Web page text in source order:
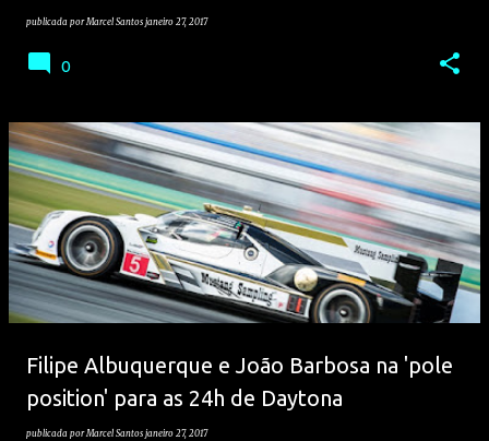
publicada porMarcel Santos janeiro 27, 2017
0
Filipe Albuquerque e João Barbosa na 'pole
position' para as 24h de Daytona
publicada porMarcel Santos janeiro 27, 2017